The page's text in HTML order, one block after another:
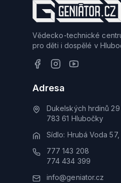
Vědecko-technické
pro děti i dospělé v
Adresa
Dukelských hrdinů 29
783 61 Hlubočky
Sídlo: Hrubá Voda
777 143 208
774 434 399
info@geniator.cz